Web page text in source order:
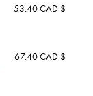
53.40 CAD $
67.40 CAD $